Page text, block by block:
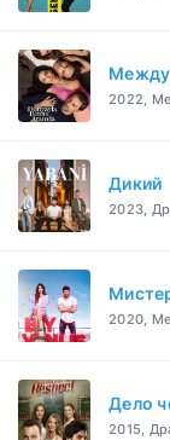
2022,
Дикий
2023,
2020,
Дело
2015,